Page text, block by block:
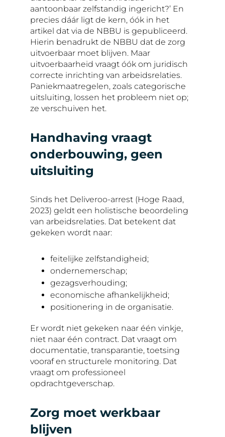
aantoonbaar zelfstandig ingericht?’ En
precies dáár ligt de kern, óók in het
artikel dat via de NBBU is gepubliceerd.
Hierin benadrukt de NBBU dat de zorg
uitvoerbaar moet blijven. Maar
uitvoerbaarheid vraagt óók om juridisch
correcte inrichting van arbeidsrelaties.
Paniekmaatregelen, zoals categorische
uitsluiting, lossen het probleem niet op;
ze verschuiven het.
Handhaving vraagt
onderbouwing, geen
uitsluiting
Sinds het Deliveroo-arrest (Hoge Raad,
2023) geldt een holistische beoordeling
van arbeidsrelaties. Dat betekent dat
gekeken wordt naar:
feitelijke zelfstandigheid;
ondernemerschap;
gezagsverhouding;
economische afhankelijkheid;
positionering in de organisatie.
Er wordt niet gekeken naar één vinkje,
niet naar één contract. Dat vraagt om
documentatie, transparantie, toetsing
vooraf en structurele monitoring. Dat
vraagt om professioneel
opdrachtgeverschap.
Zorg moet werkbaar
blijven